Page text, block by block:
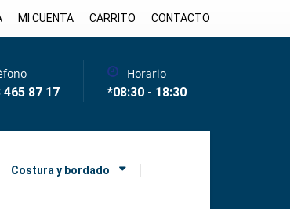
MI CUENTA CARRITO CONTACTO
Costura y bordado
465 87 17
Horario
*08:30 - 18:30